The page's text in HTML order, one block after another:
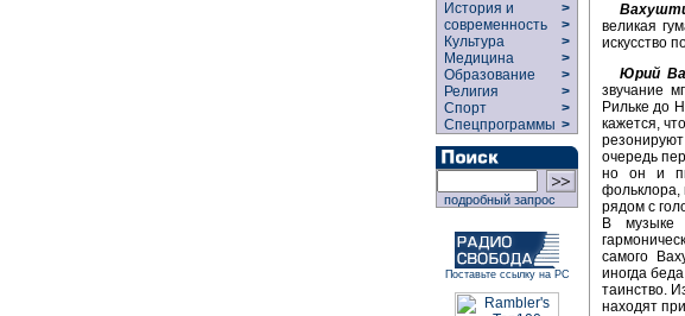
История и
современность
>
>
Культура
>
Медицина
>
Образование
>
Религия
>
Спорт
>
Спецпрограммы >
подробный запрос
Поставьте ссылку на РС
великая
искусство
Юрий
звучание
Рильке до
кажется,
очередь
но он и
фольклора,
рядом с
В музыке
самого
иногда
таинство.
находят